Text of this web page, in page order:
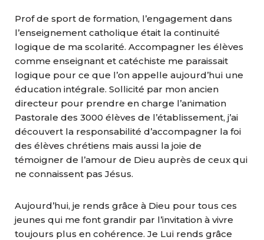
Prof de sport de formation, l’engagement dans
l’enseignement catholique était la continuité
logique de ma scolarité. Accompagner les élèves
comme enseignant et catéchiste me paraissait
logique pour ce que l’on appelle aujourd’hui une
éducation intégrale. Sollicité par mon ancien
directeur pour prendre en charge l’animation
Pastorale des 3000 élèves de l’établissement, j’ai
découvert la responsabilité d’accompagner la foi
des élèves chrétiens mais aussi la joie de
témoigner de l’amour de Dieu auprès de ceux qui
ne connaissent pas Jésus.
Aujourd’hui, je rends grâce à Dieu pour tous ces
jeunes qui me font grandir par l’invitation à vivre
toujours plus en cohérence. Je Lui rends grâce